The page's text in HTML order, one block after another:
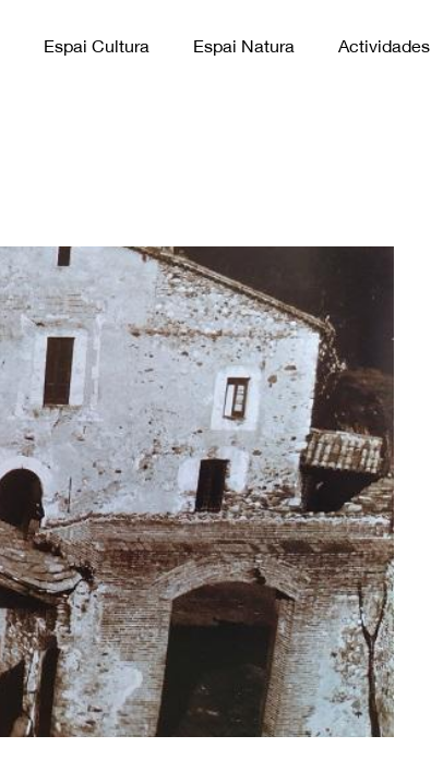
Espai Cultura Espai Natura Actividades